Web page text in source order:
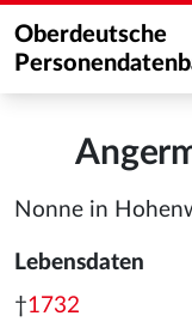
Oberdeutsche
Nonne in
Lebensdaten
†1732